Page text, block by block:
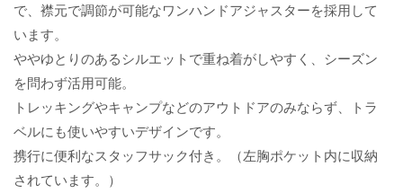
で、襟元で調節が可能なワンハンドアジャスターを採用して
います。
ややゆとりのあるシルエットで重ね着がしやすく、シーズン
を問わず活用可能。
トレッキングやキャンプなどのアウトドアのみならず、トラ
ベルにも使いやすいデザインです。
携行に便利なスタッフサック付き。（左胸ポケット内に収納
されています。）